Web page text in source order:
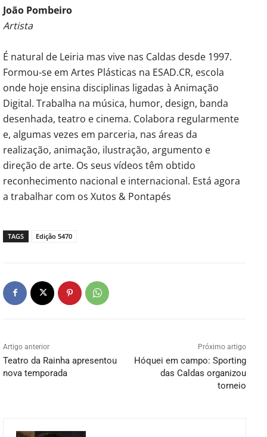
João Pombeiro
Artista
É natural de Leiria mas vive nas Caldas desde 1997.
Formou-se em Artes Plásticas na ESAD.CR, escola
onde hoje ensina disciplinas ligadas à Animação
Digital. Trabalha na música, humor, design, banda
desenhada, teatro e cinema. Colabora regularmente
e, algumas vezes em parceria, nas áreas da
realização, animação, ilustração, argumento e
direção de arte. Os seus vídeos têm obtido
reconhecimento nacional e internacional. Está agora
a trabalhar com os Xutos & Pontapés
TAGS Edição 5470
Artigo anterior
Teatro da Rainha apresentou
nova temporada
Próximo artigo
Hóquei em campo: Sporting
das Caldas organizou
torneio